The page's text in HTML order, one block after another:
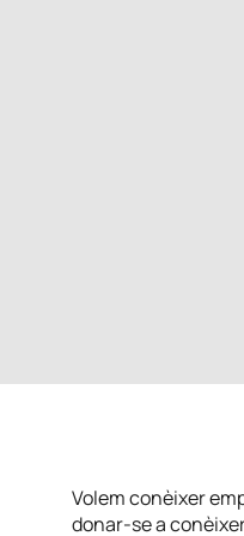
Volem conèixer
donar-se a